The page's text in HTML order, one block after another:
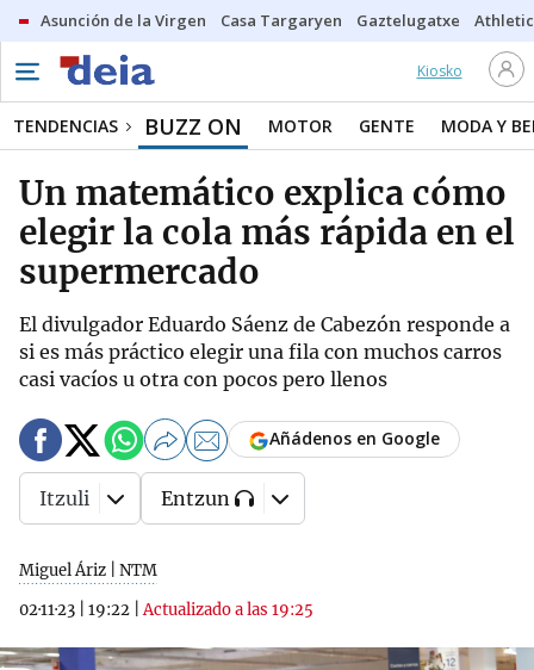
Asunción de la Virgen Casa Targaryen Gaztelugatxe Athletic
Kiosko
TENDENCIAS BUZZ ON MOTOR GENTE MODA Y
Un matemático explica cómo
elegir la cola más rápida en el
supermercado
El divulgador Eduardo Sáenz de Cabezón responde a
si es más práctico elegir una fila con muchos carros
casi vacíos u otra con pocos pero llenos
Miguel Áriz | NTM
02·11·23
19:22 |Actualizado a las 19:25
Añádenos en Google
Itzuli Entzun